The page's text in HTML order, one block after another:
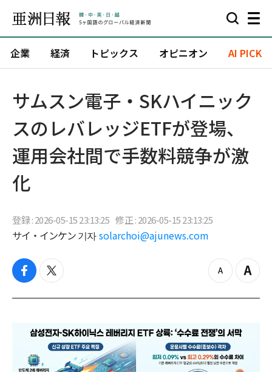
企業 経済 トピックス オピニオン AI PICK
サムスン電子・SKハイニック
スのレバレッジETFが登場、
運用会社間で手数料競争が激
化
登録 : 2026-05-15 23:13:25 修正 : 2026-05-15 23:13:25
サイ・インケン 기자 solarchoi@ajunews.com
f
c
t
i
e
r
z
o
u
t
Z
o